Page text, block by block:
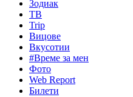
Зодиак
ТВ
Trip
Вицове
Вкусотии
#Време за мен
Фото
Web Report
Билети